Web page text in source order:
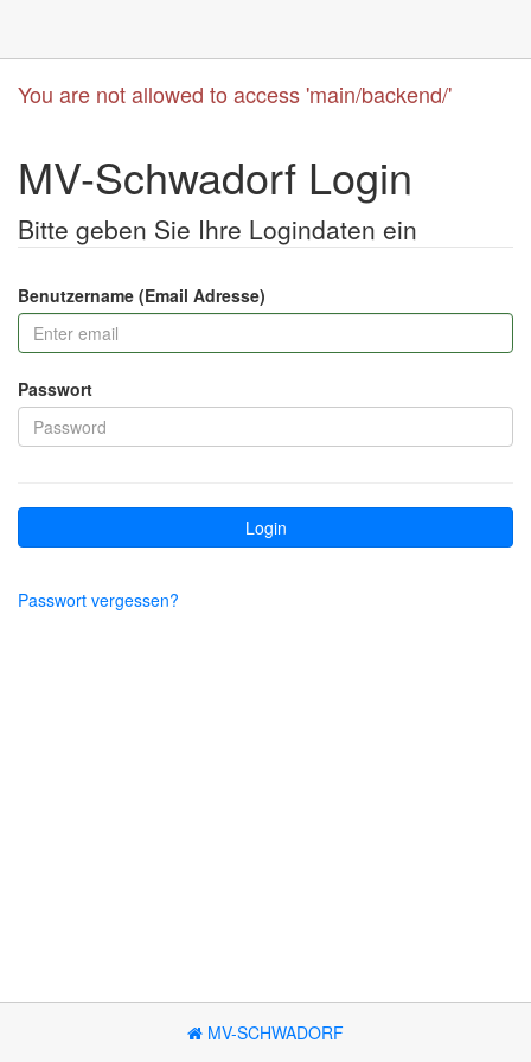
MV-SCHWADORF
You are not allowed to access 'main/backend/'
MV-Schwadorf Login
Bitte geben Sie Ihre Logindaten ein
Benutzername (Email Adresse)
Passwort
Login
Passwort vergessen?